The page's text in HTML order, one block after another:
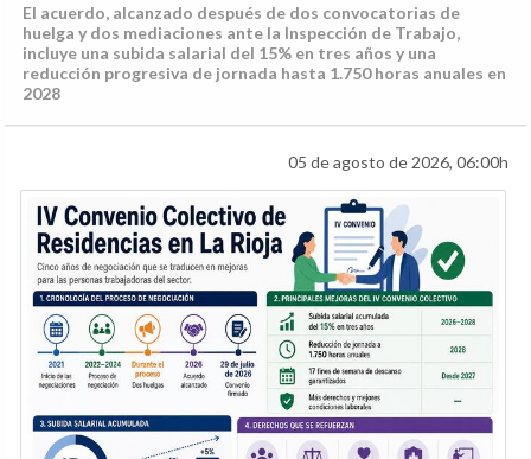
El acuerdo, alcanzado después de dos convocatorias de
huelga y dos mediaciones ante la Inspección de Trabajo,
incluye una subida salarial del 15% en tres años y una
reducción progresiva de jornada hasta 1.750 horas anuales en
2028
05 de agosto de 2026, 06:00h